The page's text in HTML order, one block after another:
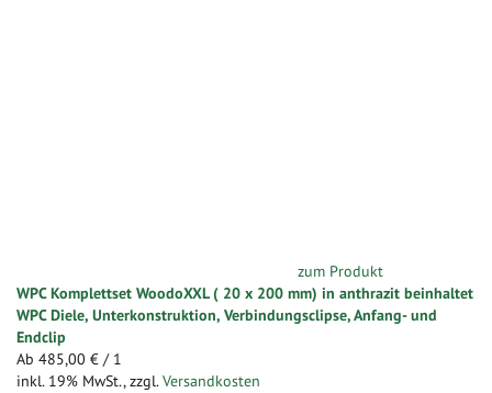
zum Produkt
WPC Komplettset WoodoXXL ( 20 x 200 mm) in anthrazit beinhaltet
WPC Diele, Unterkonstruktion, Verbindungsclipse, Anfang- und
Endclip
Ab 485,00 € / 1
inkl. 19% MwSt., zzgl. Versandkosten